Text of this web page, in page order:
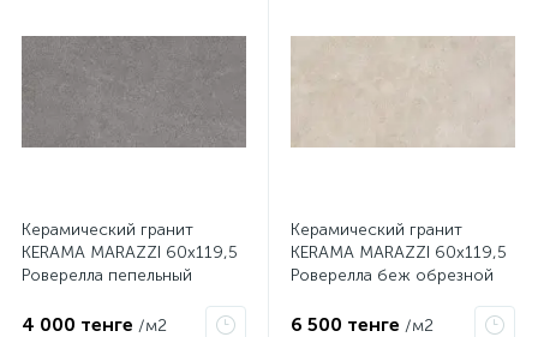
Керамический гранит
KERAMA MARAZZI 60х119,5
Роверелла пепельный
4 000 тенге /м2
Керамический гранит
KERAMA MARAZZI 60х119,5
Роверелла беж обрезной
6 500 тенге /м2